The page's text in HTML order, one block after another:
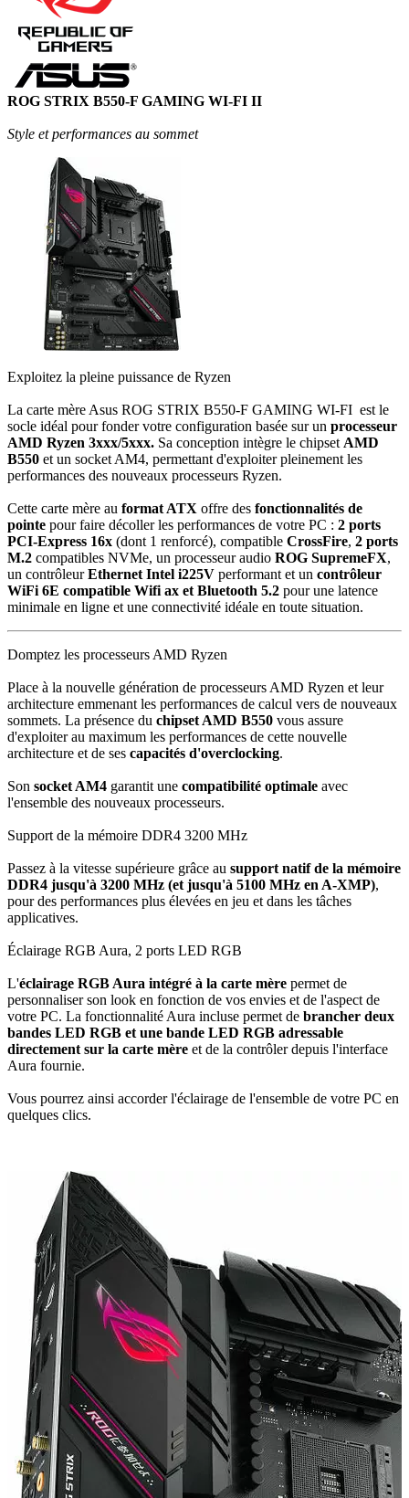
ROG STRIX B550-F GAMING WI-FI II
Style et performances au sommet
Exploitez la pleine puissance de Ryzen
La carte mère Asus ROG STRIX B550-F GAMING WI-FI est le
socle idéal pour fonder votre configuration basée sur un processeur
AMD Ryzen 3xxx/5xxx. Sa conception intègre le chipset AMD
B550 et un socket AM4, permettant d'exploiter pleinement les
performances des nouveaux processeurs Ryzen.
Cette carte mère au format ATX offre des fonctionnalités de
pointe pour faire décoller les performances de votre PC : 2 ports
PCI-Express 16x (dont 1 renforcé), compatible CrossFire, 2 ports
M.2 compatibles NVMe, un processeur audio ROG SupremeFX,
un contrôleurEthernet Intel i225V performant et un contrôleur
WiFi 6E compatible Wifi ax et Bluetooth 5.2 pour une latence
minimale en ligne et une connectivité idéale en toute situation.
Domptez les processeurs AMD Ryzen
Place à la nouvelle génération de processeurs AMD Ryzen et leur
architecture emmenant les performances de calcul vers de nouveaux
sommets. La présence du chipset AMD B550 vous assure
d'exploiter au maximum les performances de cette nouvelle
architecture et de ses capacités d'overclocking.
Son socket AM4 garantit une compatibilité optimale avec
l'ensemble des nouveaux processeurs.
Support de la mémoire DDR4 3200 MHz
Passez à la vitesse supérieure grâce au support natif de la mémoire
DDR4 jusqu'à 3200 MHz (et jusqu'à 5100 MHz en A-XMP),
pour des performances plus élevées en jeu et dans les tâches
applicatives.
Éclairage RGB Aura, 2 ports LED RGB
L'éclairage RGB Aura intégré à la carte mère permet de
personnaliser son look en fonction de vos envies et de l'aspect de
votre PC. La fonctionnalité Aura incluse permet de brancher deux
bandes LED RGB et une bande LED RGB adressable
directement sur la carte mère et de la contrôler depuis l'interface
Aura fournie.
Vous pourrez ainsi accorder l'éclairage de l'ensemble de votre PC en
quelques clics.